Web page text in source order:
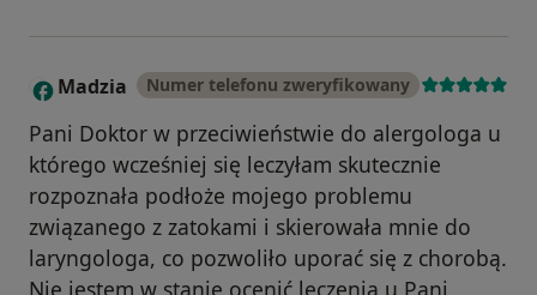
M Madzia Numer telefonu zweryfikowany
Pani Doktor w przeciwieństwie do alergologa u
którego wcześniej się leczyłam skutecznie
rozpoznała podłoże mojego problemu
związanego z zatokami i skierowała mnie do
laryngologa, co pozwoliło uporać się z chorobą.